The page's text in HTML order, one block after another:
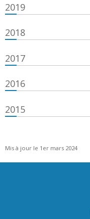
2019
2018
2017
2016
2015
Mis à jour le 1er mars 2024